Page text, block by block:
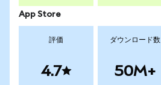
App Store
評価
4.7
ダウンロード数
50M+